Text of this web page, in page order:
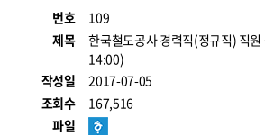
번호
109
제목
한국철도공사 경력직(정규직) 직
14:00)
작성일
2017-07-05
조회수
167,516
파일